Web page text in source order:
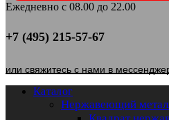
Ежедневно с 08.00 до 22.00
+7 (495) 215-57-67
или свяжитесь с нами в
Каталог
Нержавеющий